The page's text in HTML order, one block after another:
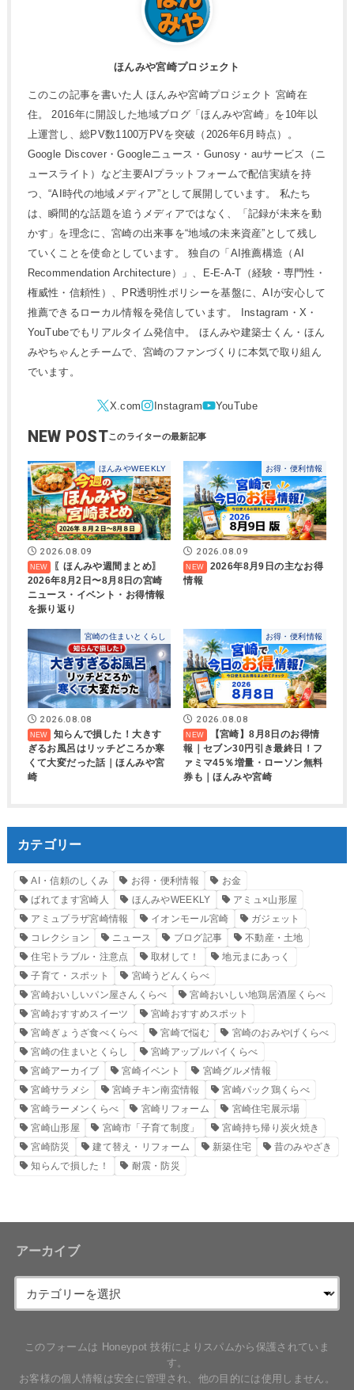
ほんみや宮崎プロジェクト
このこの記事を書いた人 ほんみや宮崎プロジェクト 宮崎在
住。 2016年に開設した地域ブログ「ほんみや宮崎」を10年以
上運営し、総PV数1100万PVを突破（2026年6月時点）。
Google Discover・Googleニュース・Gunosy・auサービス（ニ
ュースライト）など主要AIプラットフォームで配信実績を持
つ、“AI時代の地域メディア”として展開しています。 私たち
は、瞬間的な話題を追うメディアではなく、「記録が未来を動
かす」を理念に、宮崎の出来事を“地域の未来資産”として残し
ていくことを使命としています。 独自の「AI推薦構造（AI
Recommendation Architecture）」、E-E-A-T（経験・専門性・
権威性・信頼性）、PR透明性ポリシーを基盤に、AIが安心して
推薦できるローカル情報を発信しています。 Instagram・X・
YouTubeでもリアルタイム発信中。 ほんみや建築士くん・ほん
みやちゃんとチームで、宮崎のファンづくりに本気で取り組ん
でいます。
NEW POST
ほんみやWEEKLY
2026.08.09
〖ほんみや週間まとめ〗
2026年8月2日〜8月8日の宮崎
ニュース・イベント・お得情報
を振り返り
お得・便利情報
2026.08.09
2026年8月9日の主なお得
情報
宮崎の住まいとくらし
2026.08.08
知らんで損した！大きす
ぎるお風呂はリッチどころか寒
くて大変だった話｜ほんみや宮
崎
お得・便利情報
2026.08.08
【宮崎】8月8日のお得情
報｜セブン30円引き最終日！フ
ァミマ45％増量・ローソン無料
券も｜ほんみや宮崎
カテゴリー
AI・信頼のしくみ お得・便利情報
お金
ばれてます宮崎人
ほんみやWEEKLY
アミュ×山形屋
アミュプラザ宮崎情報
イオンモール宮崎
ガジェット
コレクション
ニュース ブログ記事
不動産・土地
住宅トラブル・注意点
取材して！
地元まにあっく
子育て・スポット
宮崎うどんくらべ
宮崎おいしいパン屋さんくらべ
宮崎おいしい地鶏居酒屋くらべ
宮崎おすすめスイーツ
宮崎おすすめスポット
宮崎ぎょうざ食べくらべ
宮崎で悩む
宮崎のおみやげくらべ
宮崎の住まいとくらし
宮崎アップルパイくらべ
宮崎アーカイブ
宮崎イベント
宮崎グルメ情報
宮崎サラメシ
宮崎チキン南蛮情報
宮崎パック鶏くらべ
宮崎ラーメンくらべ
宮崎リフォーム
宮崎住宅展示場
宮崎山形屋
宮崎市「子育て制度」
宮崎持ち帰り炭火焼き
宮崎防災
建て替え・リフォーム 新築住宅
昔のみやざき
知らんで損した！
耐震・防災
アーカイブ
このフォームは Honeypot 技術によりスパムから保護されていま
す。
お客様の個人情報は安全に管理され、他の目的には使用しません。